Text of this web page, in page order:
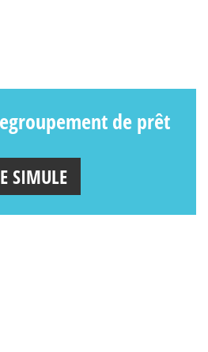
de prêt
SIMULE